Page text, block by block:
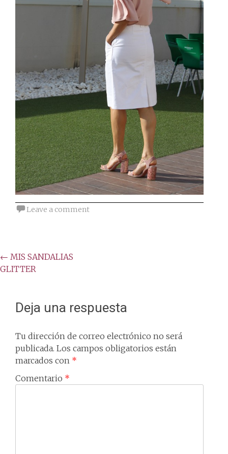
Leave a comment
Post
navigation
← MIS SANDALIAS
GLITTER
Deja una respuesta
Tu dirección de correo electrónico no será
publicada. Los campos obligatorios están
marcados con *
Comentario *